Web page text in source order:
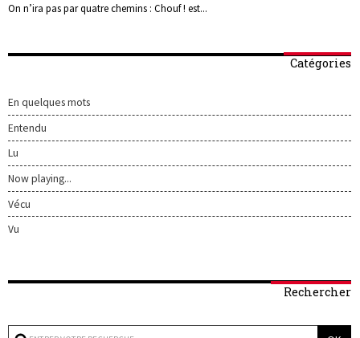
On n’ira pas par quatre chemins : Chouf ! est...
Catégories
En quelques mots
Entendu
Lu
Now playing...
Vécu
Vu
Rechercher